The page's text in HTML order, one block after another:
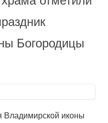
Богородицы
Владимирской иконы